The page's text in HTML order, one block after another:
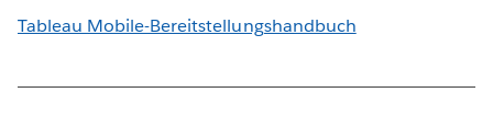
Tableau Mobile-Bereitstellungshandbuch